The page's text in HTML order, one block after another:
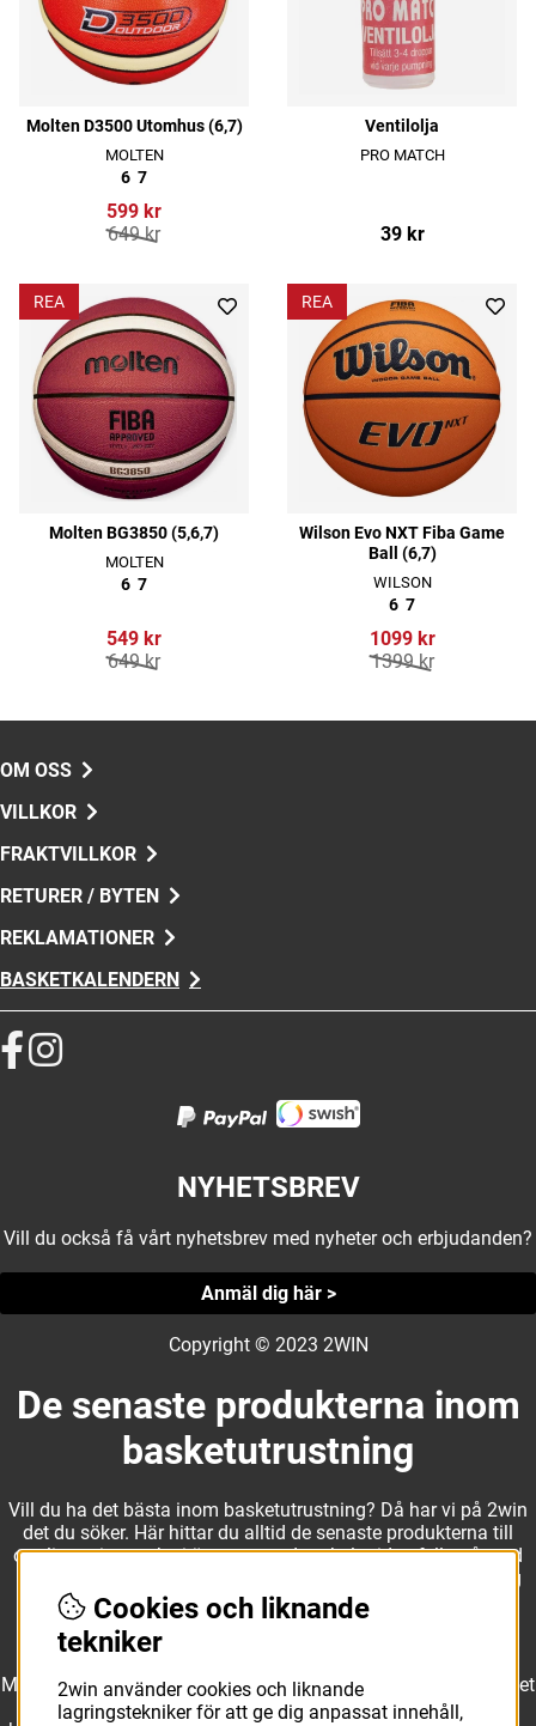
Molten D3500 Utomhus (6,7)
MOLTEN
6 7
599 kr
649 kr
Ventilolja
PRO MATCH
39 kr
REA
Molten BG3850 (5,6,7)
MOLTEN
6 7
549 kr
649 kr
REA
Wilson Evo NXT Fiba Game
Ball (6,7)
WILSON
6 7
1099 kr
1399 kr
OM OSS
VILLKOR
FRAKTVILLKOR
RETURER / BYTEN
REKLAMATIONER
BASKETKALENDERN
NYHETSBREV
Vill du också få vårt nyhetsbrev med nyheter och erbjudanden?
Anmäl dig här >
Copyright © 2023 2WIN
De senaste produkterna inom
basketutrustning
Vill du ha det bästa inom basketutrustning? Då har vi på 2win
det du söker. Här hittar du alltid de senaste produkterna till
otroliga priser, och vi är noga med att hela tiden fylla på med
nyheter i webbshopen. Det gör oss till ett naturligt val för dig
som vill ha utrustning som överträffar alla andra märken.
Med ett av Sveriges största kläd- och skosortiment inom basket
kan vi erbjuda allt som du eller din klubb behöver. Välj ut
Cookies och liknande
tekniker
2win använder cookies och liknande
lagringstekniker för att ge dig anpassat innehåll,